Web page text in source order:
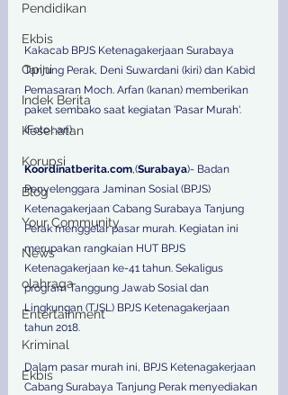
Pendidikan
Ekbis
Opini
Indek Berita
Kesehatan
Korupsi
Blog
Your Community
News
olahraga
Entertainment
Kriminal
Ekbis
Kakacab BPJS Ketenagakerjaan Surabaya
Tanjung Perak, Deni Suwardani (kiri) dan Kabid
Pemasaran Moch. Arfan (kanan) memberikan
paket sembako saat kegiatan 'Pasar Murah'.
(Foto : ari)
Koordinatberita.com,(Surabaya)- Badan
Penyelenggara Jaminan Sosial (BPJS)
Ketenagakerjaan Cabang Surabaya Tanjung
Perak menggelar pasar murah. Kegiatan ini
merupakan rangkaian HUT BPJS
Ketenagakerjaan ke-41 tahun. Sekaligus
program Tanggung Jawab Sosial dan
Lingkungan (TJSL) BPJS Ketenagakerjaan
tahun 2018.
Dalam pasar murah ini, BPJS Ketenagakerjaan
Cabang Surabaya Tanjung Perak menyediakan